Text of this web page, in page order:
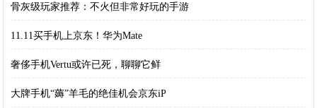
骨灰级玩家推荐：不火但非常好玩的手游
11.11买手机上京东！华为Mate
奢侈手机Vertu或许已死，聊聊它鲜
大牌手机“薅”羊毛的绝佳机会京东iP